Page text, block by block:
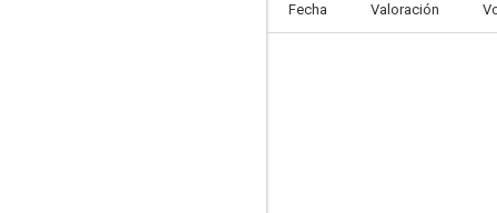
7.1
Fecha Valoración